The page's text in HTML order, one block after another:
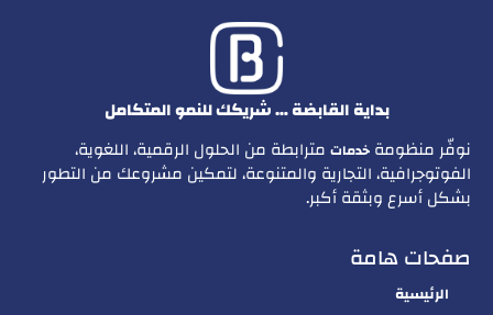
بداية القابضة … شريكك للنمو المتكامل
نوفّر منظومة خدمات مترابطة من الحلول الرقمية، اللغوية،
الفوتوجرافية، التجارية والمتنوعة، لتمكين مشروعك من التطور
بشكل أسرع وبثقة أكبر.
صفحات هامة
الرئيسية